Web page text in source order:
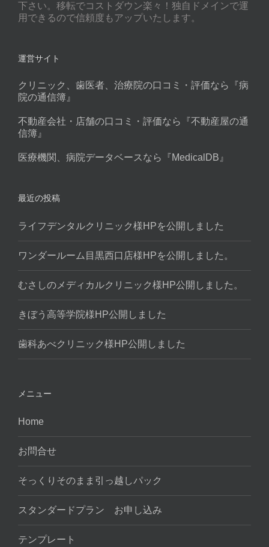
下さい。移転でコストダウン楽々！独自ドメインで運
用できるので信頼度もアップいたします。
運営サイト
クリニック、歯医者、治療院の口コミ・評価なら『病
院の通信簿』
不動産会社・店舗の口コミ・評価なら『不動産屋の通
信簿』
医療機関、病院データベースなら『MedicalDB』
最近の投稿
ライフデンタルクリニック様HPを公開しました
ワンダールーム目黒西口店様HPを公開しました。
むさしのメディカルクリニック様HP公開しました。
きぼう高等学院様HP公開しました
歯科あべクリニック様HP公開しました
メニュー
Home
お問合せ
そっくりそのまま引っ越しパック
スタンダードプラン お申し込み
テンプレート